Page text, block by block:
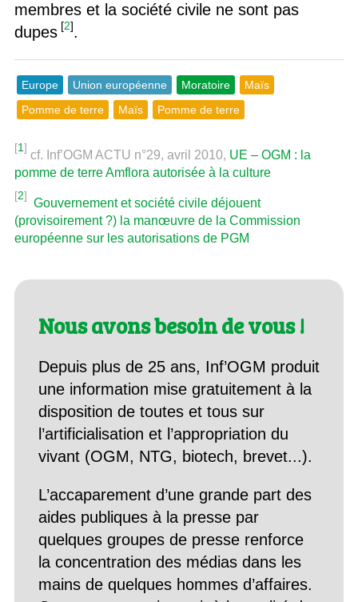
membres et la société civile ne sont pas
dupes [2].
Europe Union européenne Moratoire
Maïs
Pomme de terre
Maïs Pomme de terre
[1]
cf. Inf’OGM ACTU n°29, avril 2010, UE – OGM : la
pomme de terre Amflora autorisée à la culture
[2]
Gouvernement et société civile déjouent
(provisoirement ?) la manœuvre de la Commission
européenne sur les autorisations de PGM
Nous avons besoin de vous !
Depuis plus de 25 ans, Inf’OGM produit
une information mise gratuitement à la
disposition de toutes et tous sur
l’artificialisation et l’appropriation du
vivant (OGM, NTG, biotech, brevet...).
L’accaparement d’une grande part des
aides publiques à la presse par
quelques groupes de presse renforce
la concentration des médias dans les
mains de quelques hommes d’affaires.